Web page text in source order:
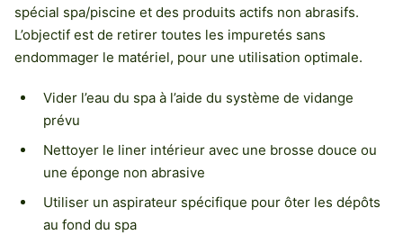
spécial spa/piscine et des produits actifs non abrasifs.
L’objectif est de retirer toutes les impuretés sans
endommager le matériel, pour une utilisation optimale.
Vider l’eau du spa à l’aide du système de vidange
prévu
Nettoyer le liner intérieur avec une brosse douce ou
une éponge non abrasive
Utiliser un aspirateur spécifique pour ôter les dépôts
au fond du spa